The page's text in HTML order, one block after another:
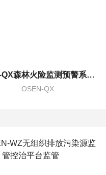
OSEN-QX森林火险监测预警系统 林区防火气象监测站
OSEN-QX